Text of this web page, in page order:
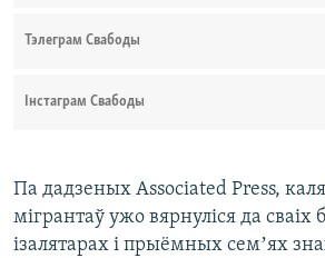
Тэлеграм Свабоды
Інстаграм Свабоды
Па дадзеных Associated Press,
мігрантаў ужо вярнуліся да сваіх
ізалятарах і прыёмных семʼях